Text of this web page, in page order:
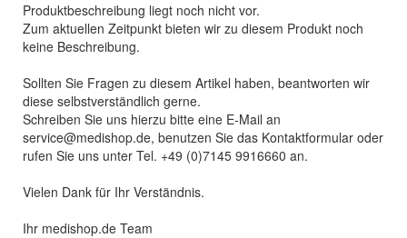
Produktbeschreibung liegt noch nicht vor.
Zum aktuellen Zeitpunkt bieten wir zu diesem Produkt noch
keine Beschreibung.
Sollten Sie Fragen zu diesem Artikel haben, beantworten wir
diese selbstverständlich gerne.
Schreiben Sie uns hierzu bitte eine E-Mail an
service@medishop.de, benutzen Sie das Kontaktformular oder
rufen Sie uns unter Tel. +49 (0)7145 9916660 an.
Vielen Dank für Ihr Verständnis.
Ihr medishop.de Team